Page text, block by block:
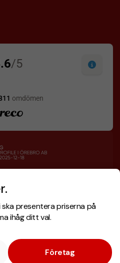
presentera priserna på
ihåg ditt val.
Företag
Snabb leverans
AB